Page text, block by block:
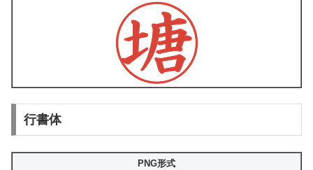
行書体
PNG形式